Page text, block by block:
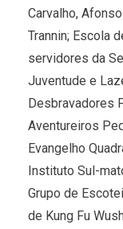
Carvalho,
Trannin; Escola
servidores da
Juventude e
Desbravadores
Aventureiros
Evangelho
Instituto Sul-
Grupo de
de Kung Fu